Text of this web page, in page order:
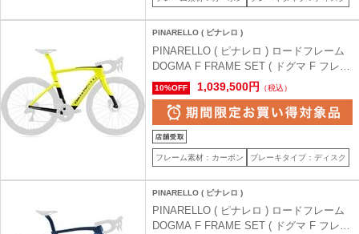
PINARELLO ( ピナレロ )
PINARELLO ( ピナレロ ) ロードフレーム
DOGMA F FRAME SET ( ドグマ F フレー
ムセット ) G115 Aurik Yellow ( オーリック
イエロー ) 50（身長目安165cm前後）
10%OFF 1,039,500円 （税込）
フレーム素材：カーボン ブレーキタイプ：ディスク
PINARELLO ( ピナレロ )
PINARELLO ( ピナレロ ) ロードフレーム
DOGMA F FRAME SET ( ドグマ F フレー